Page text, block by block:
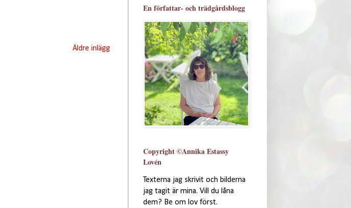
Äldre inlägg
En författar- och trädgårdsblogg
Copyright ©Annika Estassy
Lovén
Texterna jag skrivit och bilderna
jag tagit är mina. Vill du låna
dem? Be om lov först.